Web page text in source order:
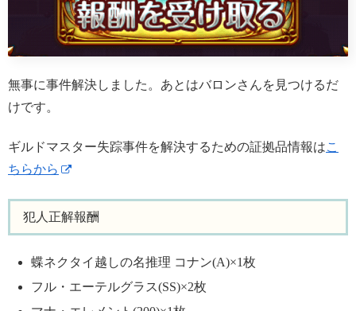
無事に事件解決しました。あとはバロンさんを見つけるだ
けです。
ギルドマスター失踪事件を解決するための証拠品情報はこ
ちらから
犯人正解報酬
蝶ネクタイ越しの名推理 コナン(A)×1枚
フル・エーテルグラス(SS)×2枚